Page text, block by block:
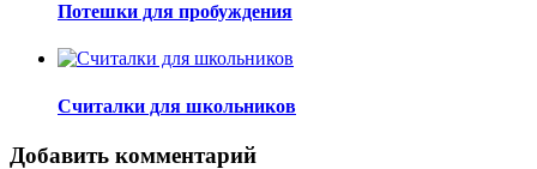
Потешки для пробуждения
Считалки для школьников
Добавить комментарий